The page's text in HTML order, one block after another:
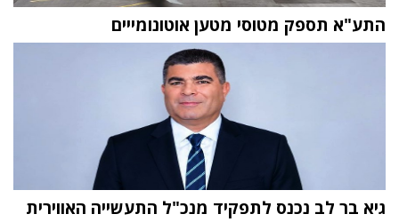
התע"א תספק מטוסי מטען אוטונומייים
גיא בר לב נכנס לתפקיד מנכ"ל התעשייה האווירית